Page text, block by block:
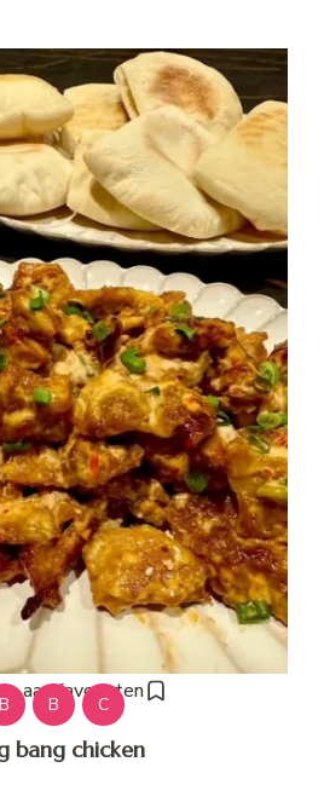
aan favorieten
B B C
bang chicken